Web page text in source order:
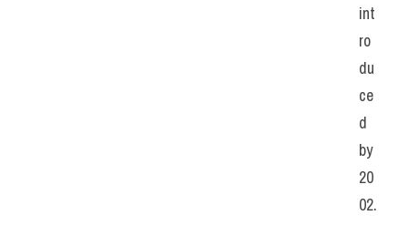
int
ro
du
ce
d
by
20
02.